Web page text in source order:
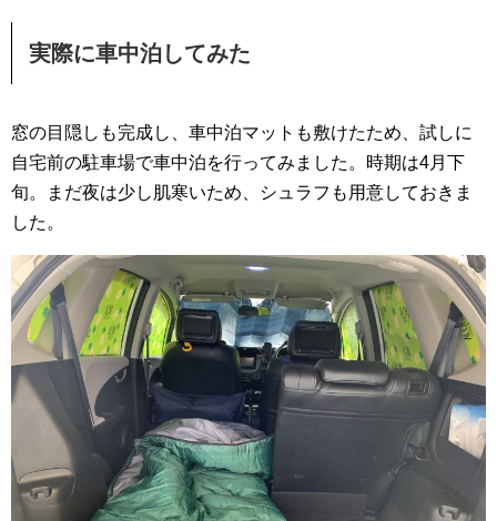
実際に車中泊してみた
窓の目隠しも完成し、車中泊マットも敷けたため、試しに
自宅前の駐車場で車中泊を行ってみました。時期は4月下
旬。まだ夜は少し肌寒いため、シュラフも用意しておきま
した。